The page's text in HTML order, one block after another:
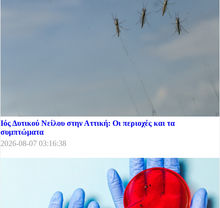
Ιός Δυτικού Νείλου στην Αττική: Οι περιοχές και τα
συμπτώματα
2026-08-07 03:16:38